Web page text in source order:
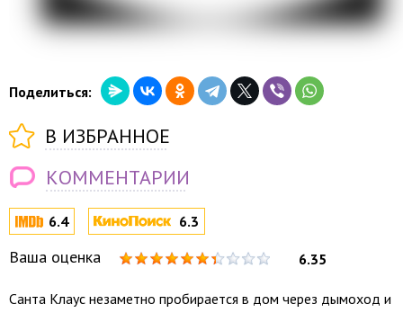
6.4 6.3
Ваша оценка 6.35
Санта Клаус незаметно пробирается в дом через дымоход и
Поделиться:
В ИЗБРАННОЕ
КОММЕНТАРИИ